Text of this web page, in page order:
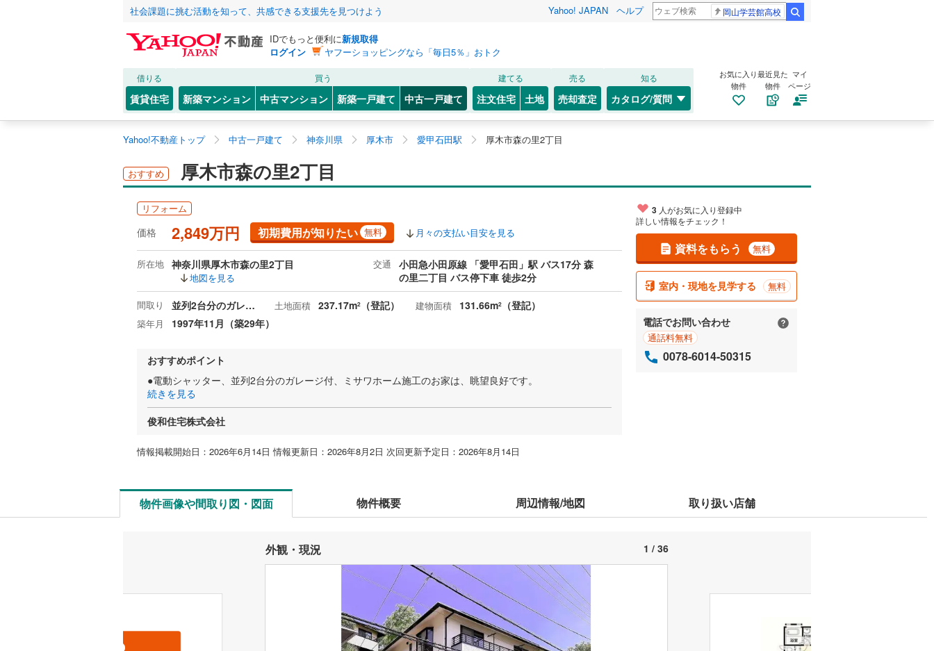
社会課題に挑む活動を知って、共感できる支援先を見つけよう Yahoo! JAPAN ヘルプ 岡山学芸館高校
IDでもっと便利に新規取得
ログイン
ヤフーショッピングなら「毎日5％」おトク
借りる
賃貸住宅
買う
新築マンション 中古マンション 新築一戸建て 中古一戸建て
建てる
注文住宅 土地
売る
売却査定
知る
カタログ/質問
お気に入り
物件
最近見た
物件
マイ
ページ
Yahoo!不動産トップ 中古一戸建て 神奈川県 厚木市 愛甲石田駅 厚木市森の里2丁目
おすすめ 厚木市森の里2丁目
リフォーム
価格 2,849万円 初期費用が知りたい 無料 月々の支払い目安を見る
所在地 神奈川県厚木市森の里2丁目
地図を見る
交通
小田急小田原線 「愛甲石田」駅 バス17分 森
の里二丁目 バス停下車 徒歩2分
間取り 並列2台分のガレージ付（電動シャッター）、開放感・眺望良好な、ミサワホーム施工の4SLDKタイプです。 土地面積 237.17m2 （登記） 建物面積 131.66m2 （登記）
築年月 1997年11月（築29年）
おすすめポイント
●電動シャッター、並列2台分のガレージ付、ミサワホーム施工のお家は、眺望良好です。
続きを見る
俊和住宅株式会社
情報掲載開始日：2026年6月14日 情報更新日：2026年8月2日 次回更新予定日：2026年8月14日
3 人がお気に入り登録中
詳しい情報をチェック！
資料をもらう 無料
室内・現地を見学する 無料
電話でお問い合わせ
通話料無料
0078-6014-50315
物件画像や間取り図・図面 物件概要 周辺情報/地図 取り扱い店舗
外観・現況 1 / 36